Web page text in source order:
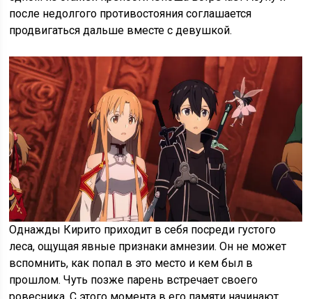
после недолгого противостояния соглашается
продвигаться дальше вместе с девушкой.
Однажды Кирито приходит в себя посреди густого
леса, ощущая явные признаки амнезии. Он не может
вспомнить, как попал в это место и кем был в
прошлом. Чуть позже парень встречает своего